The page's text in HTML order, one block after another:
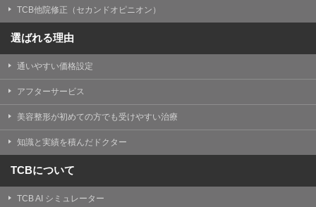
TCB他院修正（セカンドオピニオン）
選ばれる理由
通いやすい価格設定
アフターサービス
美容整形が初めての方でも受けやすい治療
知識と実績を積んだドクター
TCBについて
TCB AI シミュレーター